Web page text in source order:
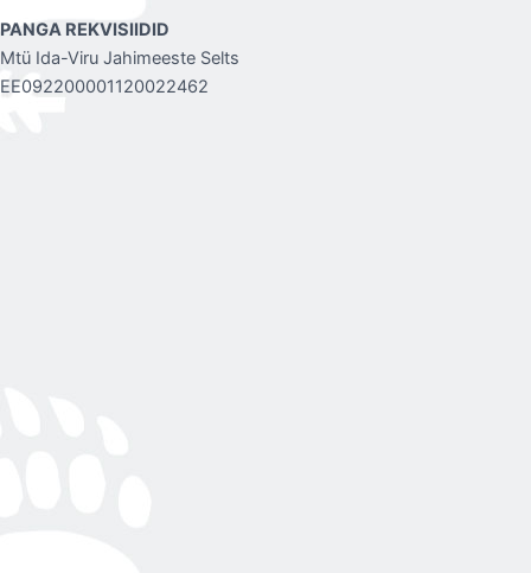
PANGA REKVISIIDID
Mtü Ida-Viru Jahimeeste Selts
EE092200001120022462